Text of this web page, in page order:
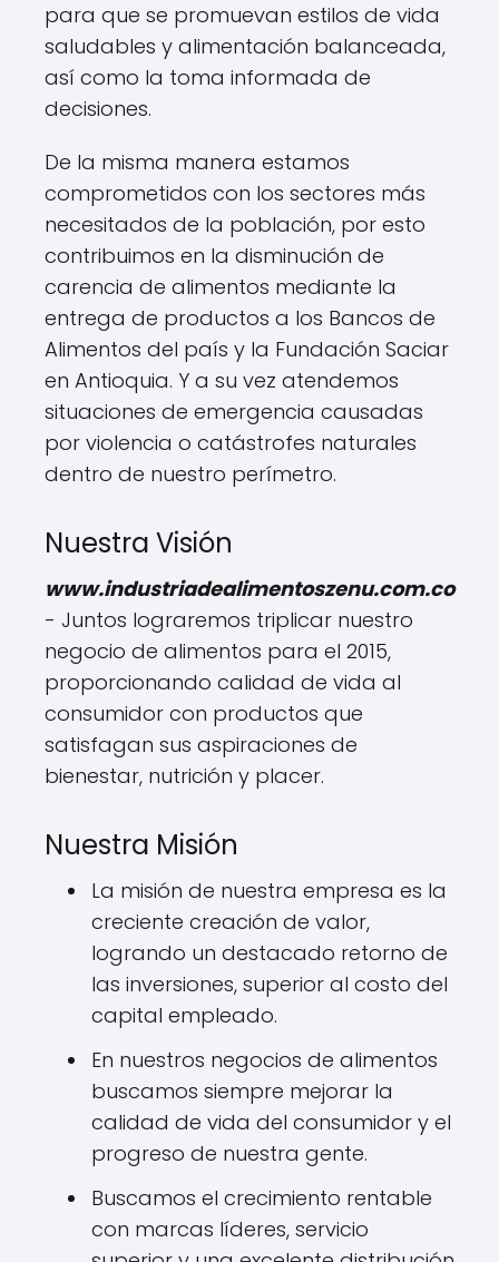
para que se promuevan estilos de vida
saludables y alimentación balanceada,
así como la toma informada de
decisiones.
De la misma manera estamos
comprometidos con los sectores más
necesitados de la población, por esto
contribuimos en la disminución de
carencia de alimentos mediante la
entrega de productos a los Bancos de
Alimentos del país y la Fundación Saciar
en Antioquia. Y a su vez atendemos
situaciones de emergencia causadas
por violencia o catástrofes naturales
dentro de nuestro perímetro.
Nuestra Visión
www.industriadealimentoszenu.com.co
- Juntos lograremos triplicar nuestro
negocio de alimentos para el 2015,
proporcionando calidad de vida al
consumidor con productos que
satisfagan sus aspiraciones de
bienestar, nutrición y placer.
Nuestra Misión
La misión de nuestra empresa es la
creciente creación de valor,
logrando un destacado retorno de
las inversiones, superior al costo del
capital empleado.
En nuestros negocios de alimentos
buscamos siempre mejorar la
calidad de vida del consumidor y el
progreso de nuestra gente.
Buscamos el crecimiento rentable
con marcas líderes, servicio